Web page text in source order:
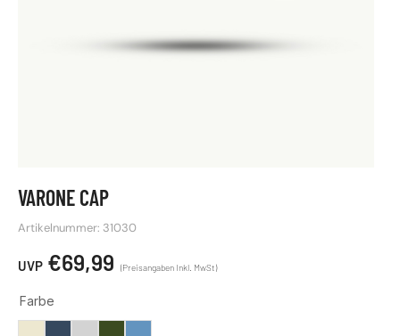
VARONE CAP
Artikelnummer: 31030
€69,99
Farbe